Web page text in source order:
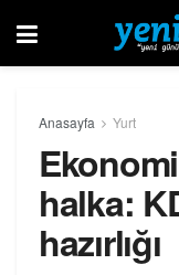
Anasayfa Yurt
halka:
hazırlığı